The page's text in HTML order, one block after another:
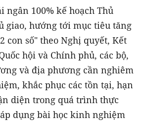
ngân 100% kế hoạch Thủ
giao, hướng tới mục tiêu tăng
con số" theo Nghị quyết, Kết
hội và Chính phủ, các bộ,
và địa phương cần nghiêm
khắc phục các tồn tại, hạn
diện trong quá trình thực
dụng bài học kinh nghiệm